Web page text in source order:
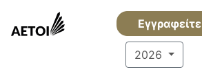
Εγγραφείτε
2026